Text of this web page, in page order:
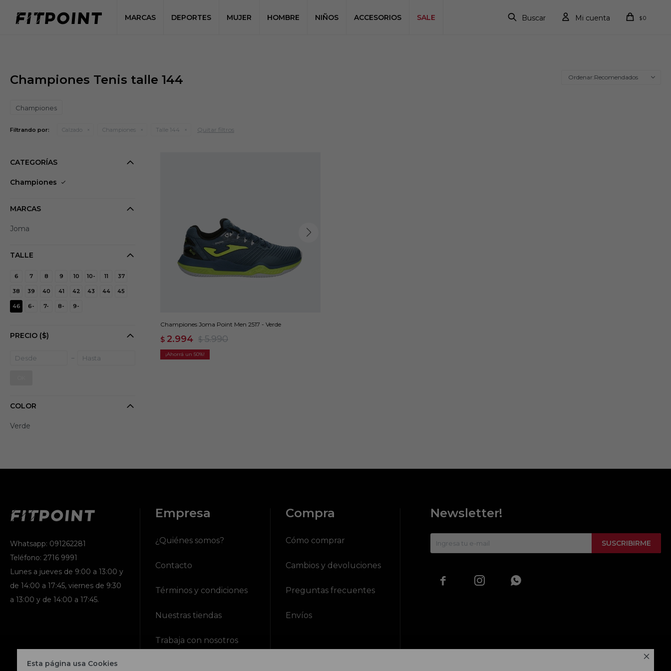

Esta página usa Cookies
MARCAS DEPORTES MUJER HOMBRE NIÑOS ACCESORIOS SALE $0
Championes Tenis talle 144 Recomendados
Championes
Filtrando por: Calzado Championes Talle 144 Quitar filtros
Championes Joma Point Men 2517 - Verde
$ 2.994 $ 5.990
50
CATEGORÍAS
Championes
MARCAS
Joma
TALLE
6 7 8 9 10 10- 11 37
38 39 40 41 42 43 44 45
46 6- 7- 8- 9-
PRECIO ($)
COLOR
Verde
Whatsapp: 091262281
Teléfono: 2716 9991
Lunes a jueves de 9:00 a 13:00 y
de 14:00 a 17:45, viernes de 9:30
a 13:00 y de 14:00 a 17:45.
Empresa
¿Quiénes somos?
Contacto
Términos y condiciones
Nuestras tiendas
Trabaja con nosotros
Compra
Cómo comprar
Cambios y devoluciones
Preguntas frecuentes
Envíos
Newsletter!
SUSCRIBIRME
  